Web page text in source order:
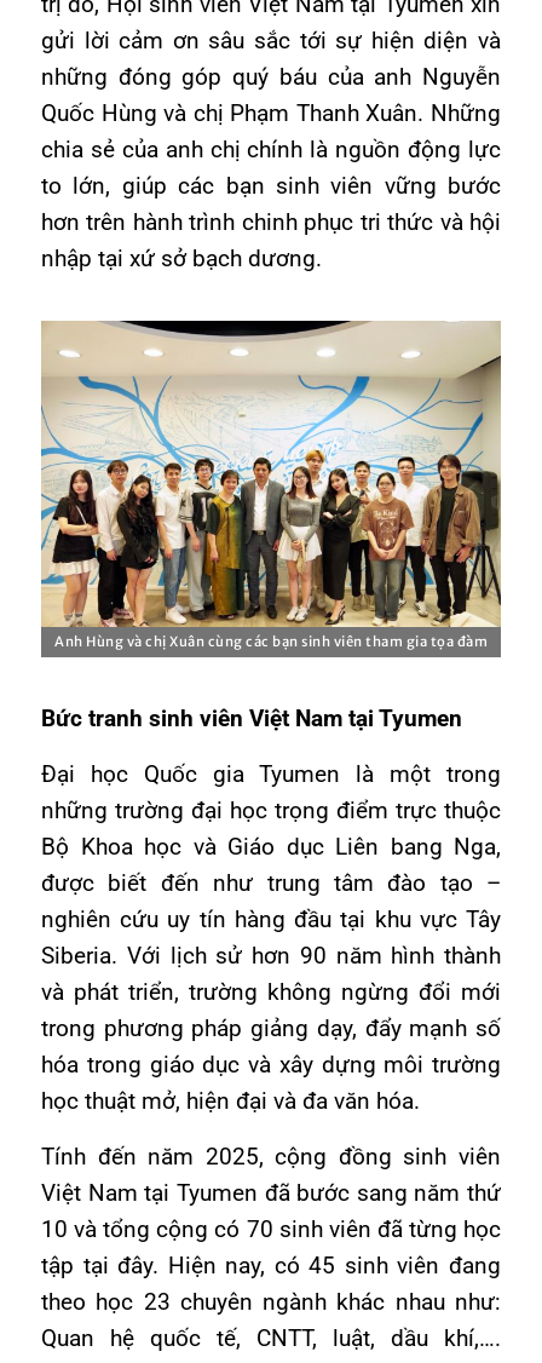
gửi lời cảm ơn sâu sắc tới sự hiện diện và
những đóng góp quý báu của anh Nguyễn
Quốc Hùng và chị Phạm Thanh Xuân. Những
chia sẻ của anh chị chính là nguồn động lực
to lớn, giúp các bạn sinh viên vững bước
hơn trên hành trình chinh phục tri thức và hội
nhập tại xứ sở bạch dương.
Anh Hùng và chị Xuân cùng các bạn sinh viên tham gia tọa đàm
Bức tranh sinh viên Việt Nam tại Tyumen
Đại học Quốc gia Tyumen là một trong
những trường đại học trọng điểm trực thuộc
Bộ Khoa học và Giáo dục Liên bang Nga,
được biết đến như trung tâm đào tạo –
nghiên cứu uy tín hàng đầu tại khu vực Tây
Siberia. Với lịch sử hơn 90 năm hình thành
và phát triển, trường không ngừng đổi mới
trong phương pháp giảng dạy, đẩy mạnh số
hóa trong giáo dục và xây dựng môi trường
học thuật mở, hiện đại và đa văn hóa.
Tính đến năm 2025, cộng đồng sinh viên
Việt Nam tại Tyumen đã bước sang năm thứ
10 và tổng cộng có 70 sinh viên đã từng học
tập tại đây. Hiện nay, có 45 sinh viên đang
theo học 23 chuyên ngành khác nhau như:
Quan hệ quốc tế, CNTT, luật, dầu khí,….